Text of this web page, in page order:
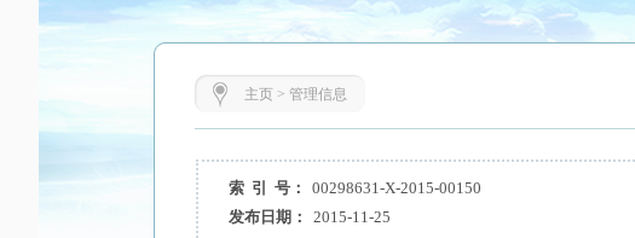
主页> 管理信息
索 引 号： 00298631-X-2015-00150
发布日期：
2015-11-25